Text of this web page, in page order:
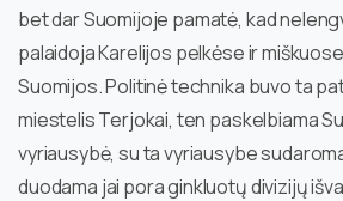
bet dar Suomijoje pamatė, kad
palaidoja Karelijos pelkėse ir
Suomijos. Politinė technika buvo ta
miestelis Terjokai, ten paskelbiama
vyriausybė, su ta vyriausybe
duodama jai pora ginkluotų divizijų